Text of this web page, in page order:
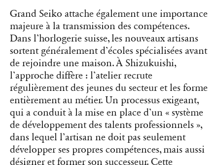
Grand Seiko attache également une importance
majeure à la transmission des compétences.
Dans l’horlogerie suisse, les nouveaux artisans
sortent généralement d’écoles spécialisées avant
de rejoindre une maison. À Shizukuishi,
l’approche diffère : l’atelier recrute
régulièrement des jeunes du secteur et les forme
entièrement au métier. Un processus exigeant,
qui a conduit à la mise en place d’un « système
de développement des talents professionnels »,
dans lequel l’artisan ne doit pas seulement
développer ses propres compétences, mais aussi
désigner et former son successeur. Cette